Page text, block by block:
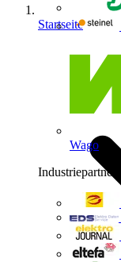
Wago
Industriepartner
Startseite